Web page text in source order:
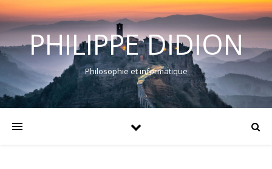
PHILIPPE DIDION
Philosophie et informatique